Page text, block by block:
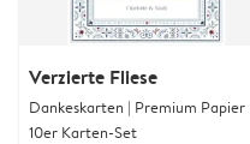
Verzierte Fliese
Dankeskarten | Premium Papier
10er Karten-Set